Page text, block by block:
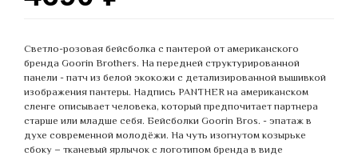
Светло-розовая бейсболка с пантерой от американского
бренда Goorin Brothers. На передней структурированной
панели - патч из белой экокожи с детализированной вышивкой
изображения пантеры. Надпись PANTHER на американском
сленге описывает человека, который предпочитает партнера
старше или младше себя. Бейсболки Goorin Bros. - эпатаж в
духе современной молодёжи. На чуть изогнутом козырьке
сбоку – тканевый ярлычок с логотипом бренда в виде